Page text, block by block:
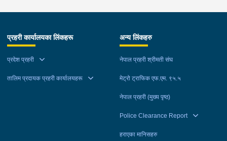
प्रहरी कार्यालयका लिंकहरू
प्रदेश प्रहरी
तालिम प्रदायक प्रहरी कार्यालयहरू
अन्य लिंकहरु
नेपाल प्रहरी श्रीमती संघ
मेट्रो ट्राफिक एफ.एम. ९५.५
नेपाल प्रहरी (मुख्य पृष्ठ)
Police Clearance Report
हराएका मानिसहरु